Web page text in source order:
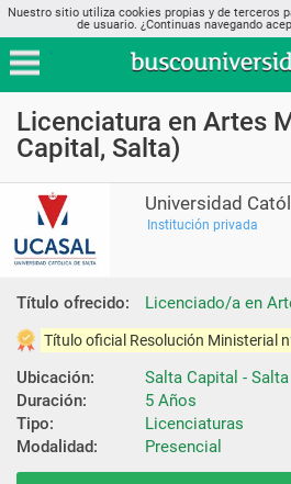
Nuestro sitio utiliza cookies propias y de terceros
de usuario. ¿Continuas navegando
Licenciatura en Artes
Capital, Salta)
Universidad
Institución privada
Título ofrecido: Licenciado/a en
Título oficial Resolución Ministerial
Ubicación:
Salta Capital - Salta
Duración:
5 Años
Tipo:
Licenciaturas
Modalidad:
Presencial